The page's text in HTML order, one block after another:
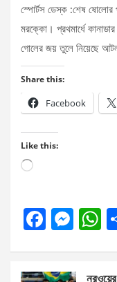
স্পোর্টস ডেস্ক :শেষ ষোলোর
মরক্কো। প্রথমার্ধে
গোলের জয় তুলে নিয়েছে
Share this:
Facebook
Like this:
Loading…
F
M